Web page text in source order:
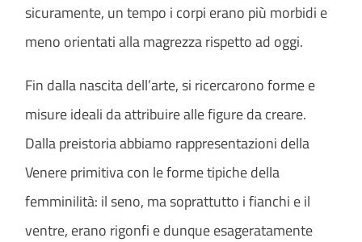
sicuramente, un tempo i corpi erano più morbidi e
meno orientati alla magrezza rispetto ad oggi.
Fin dalla nascita dell’arte, si ricercarono forme e
misure ideali da attribuire alle figure da creare.
Dalla preistoria abbiamo rappresentazioni della
Venere primitiva con le forme tipiche della
femminilità: il seno, ma soprattutto i fianchi e il
ventre, erano rigonfi e dunque esageratamente